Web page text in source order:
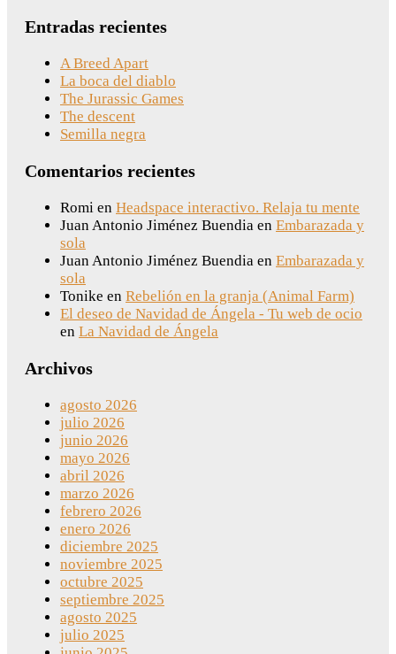
Entradas recientes
A Breed Apart
La boca del diablo
The Jurassic Games
The descent
Semilla negra
Comentarios recientes
Romi en Headspace interactivo. Relaja tu mente
Juan Antonio Jiménez Buendia en Embarazada y
sola
Juan Antonio Jiménez Buendia en Embarazada y
sola
Tonike en Rebelión en la granja (Animal Farm)
El deseo de Navidad de Ángela - Tu web de ocio
en La Navidad de Ángela
Archivos
agosto 2026
julio 2026
junio 2026
mayo 2026
abril 2026
marzo 2026
febrero 2026
enero 2026
diciembre 2025
noviembre 2025
octubre 2025
septiembre 2025
agosto 2025
julio 2025